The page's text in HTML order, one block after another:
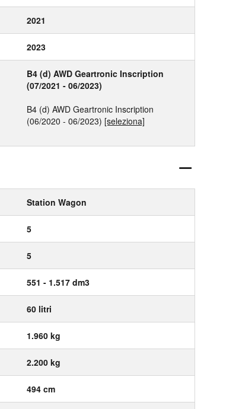
2021
2023
B4 (d) AWD Geartronic Inscription
(07/2021 - 06/2023)
B4 (d) AWD Geartronic Inscription
(06/2020 - 06/2023) [seleziona]
Station Wagon
5
5
551 - 1.517 dm3
60 litri
1.960 kg
2.200 kg
494 cm